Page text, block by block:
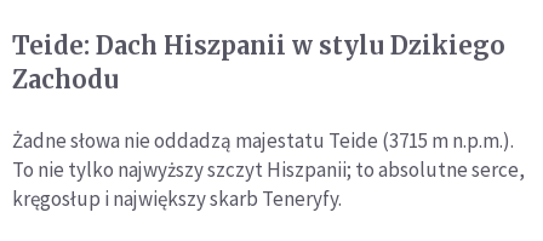
Teide: Dach Hiszpanii w stylu Dzikiego
Zachodu
Żadne słowa nie oddadzą majestatu Teide (3715 m n.p.m.).
To nie tylko najwyższy szczyt Hiszpanii; to absolutne serce,
kręgosłup i największy skarb Teneryfy.